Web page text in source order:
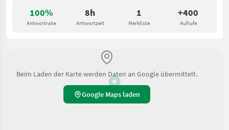
100%
Antwortrate
8h
Antwortzeit
1
Merkliste
+400
Aufrufe
Beim Laden der Karte werden Daten an Google übermittelt.
Google Maps laden